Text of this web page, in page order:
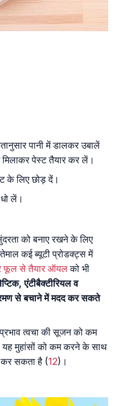
पानी में डालकर उबालें
पेस्ट तैयार कर लें।
के लिए छोड़ दें।
लें।
को बनाए रखने के लिए
कई ब्यूटी प्रोडक्ट्स में
फूल से तैयार ऑयलको भी
एंटीबैक्टीरियल व
से बचाने में मदद कर सकते
त्वचा की सूजन को कम
मुहांसों को कम करने के साथ
कर सकता है (12)।